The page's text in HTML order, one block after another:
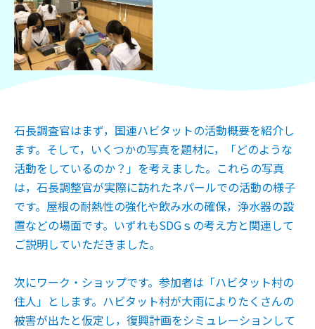
石長調査官はまず，国連ハビタットの活動概要を紹介し
ます。そして，いくつかの写真を題材に，「どのような
活動をしているのか？」を考えました。これらの写真
は，石長調整官が実際に訪れたネパールでの活動の様子
です。屋根の耐熱性の強化や飲み水の確保，浄水器の設
置などの場面です。いずれもSDGｓの考え方と関連して
ご説明していただきました。
次にワーク・ショップです。参加者は「ハビタット村の
住人」とします。ハビタット村が大雨によりたくさんの
被害が出たと仮定し，復興計画をシミュレーションして